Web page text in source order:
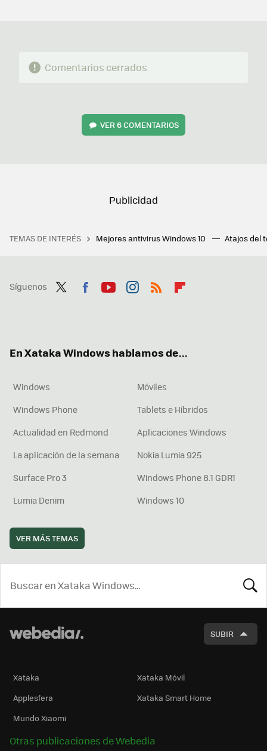
Comentarios cerrados
VER6 COMENTARIOS
TEMAS DE INTERÉS Mejores antivirus Windows 10 Atajos del
Síguenos
En Xataka Windows hablamos de...
Windows
Móviles
Windows Phone
Tablets e Híbridos
Actualidad en Redmond
Aplicaciones Windows
La aplicación de la semana
Nokia Lumia 925
Surface Pro 3
Windows Phone 8.1 GDR1
Lumia Denim
Windows 10
VER MÁS TEMAS
SUBIR
Xataka
Xataka Móvil
Applesfera
Xataka Smart Home
Mundo Xiaomi
Otras publicaciones de Webedia